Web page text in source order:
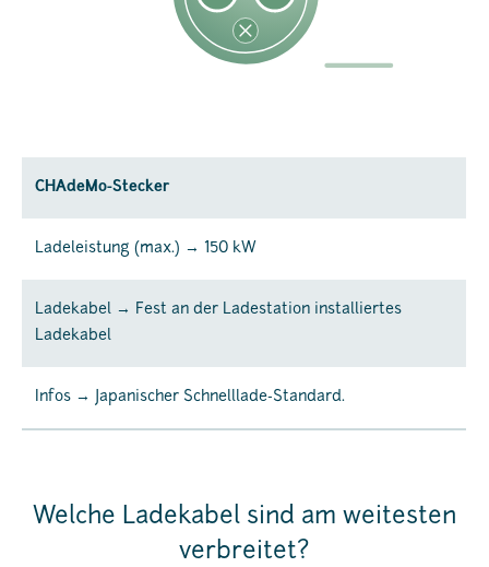
CHAdeMo-Stecker
Ladeleistung (max.) → 150 kW
Ladekabel → Fest an der Ladestation installiertes
Ladekabel
Infos → Japanischer Schnelllade-Standard.
Welche Ladekabel sind am weitesten
verbreitet?